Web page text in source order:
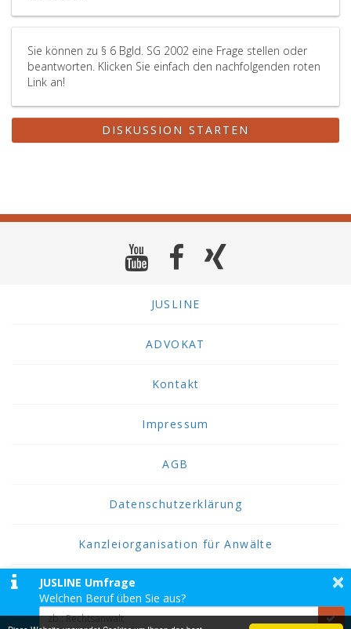
Sie können zu § 6 Bgld. SG 2002 eine Frage stellen oder
beantworten. Klicken Sie einfach den nachfolgenden roten
Link an!
DISKUSSION STARTEN
JUSLINE
ADVOKAT
Kontakt
Impressum
AGB
Datenschutzerklärung
Kanzleiorganisation für Anwälte
JUSLINE® ist eine Marke der ADVOKAT
Unternehmensberatung Greiter & Greiter GmbH.
×
JUSLINE Umfrage
Welchen Beruf üben Sie aus?